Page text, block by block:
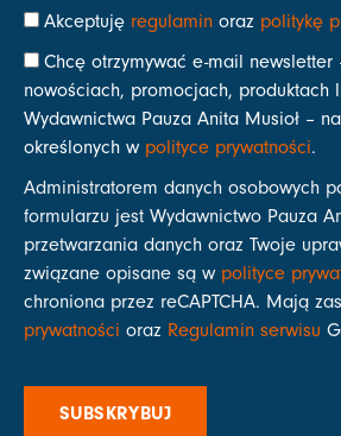
Akceptuję regulamin oraz politykę
Chcę otrzymywać e-mail
nowościach, promocjach, produktach
Wydawnictwa Pauza Anita Musioł –
określonych w polityce prywatności.
Administratorem danych osobowych
formularzu jest Wydawnictwo Pauza
przetwarzania danych oraz Twoje
związane opisane są w polityce
chroniona przez reCAPTCHA. Mają
prywatności oraz Regulamin serwisu
SUBSKRYBUJ